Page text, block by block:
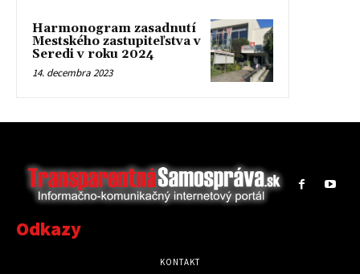
Harmonogram zasadnutí
Mestského zastupiteľstva v
Seredi v roku 2024
14. decembra 2023
Odkazy
KONTAKT